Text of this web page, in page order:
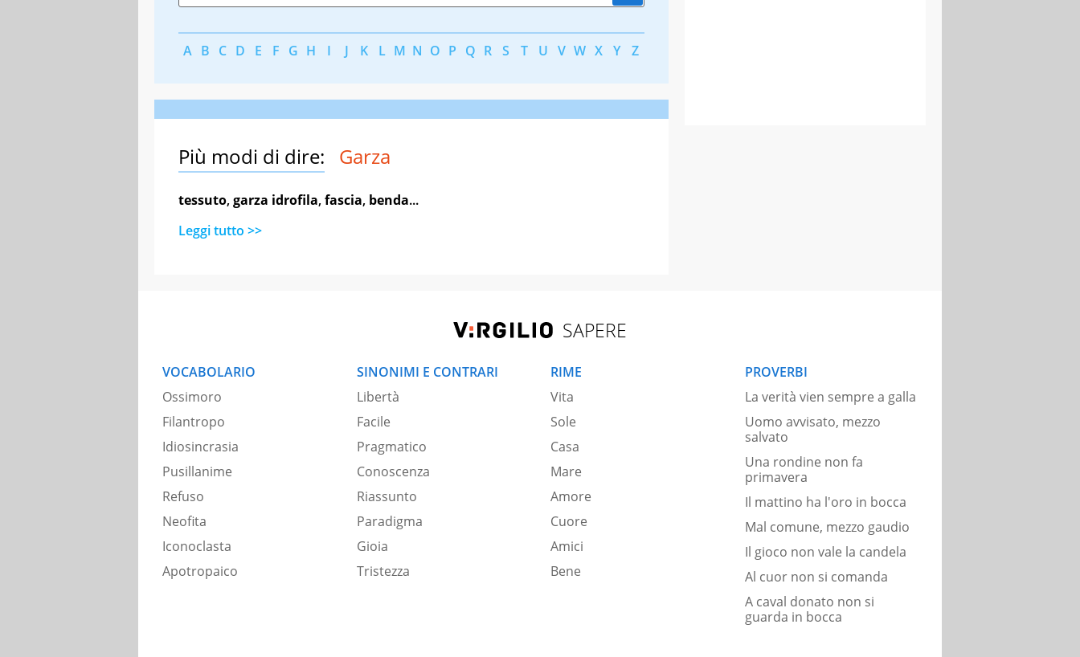
A B C D E F G H I J K L M N O P Q R S T U V W X Y Z
Più modi di dire: Garza
tessuto,garza idrofila,fascia, benda...
Leggi tutto >>
SAPERE
VOCABOLARIO
Ossimoro
Filantropo
Idiosincrasia
Pusillanime
Refuso
Neofita
Iconoclasta
Apotropaico
SINONIMI E CONTRARI
Libertà
Facile
Pragmatico
Conoscenza
Riassunto
Paradigma
Gioia
Tristezza
RIME
Vita
Sole
Casa
Mare
Amore
Cuore
Amici
Bene
PROVERBI
La verità vien sempre a galla
Uomo avvisato, mezzo
salvato
Una rondine non fa
primavera
Il mattino ha l'oro in bocca
Mal comune, mezzo gaudio
Il gioco non vale la candela
Al cuor non si comanda
A caval donato non si
guarda in bocca